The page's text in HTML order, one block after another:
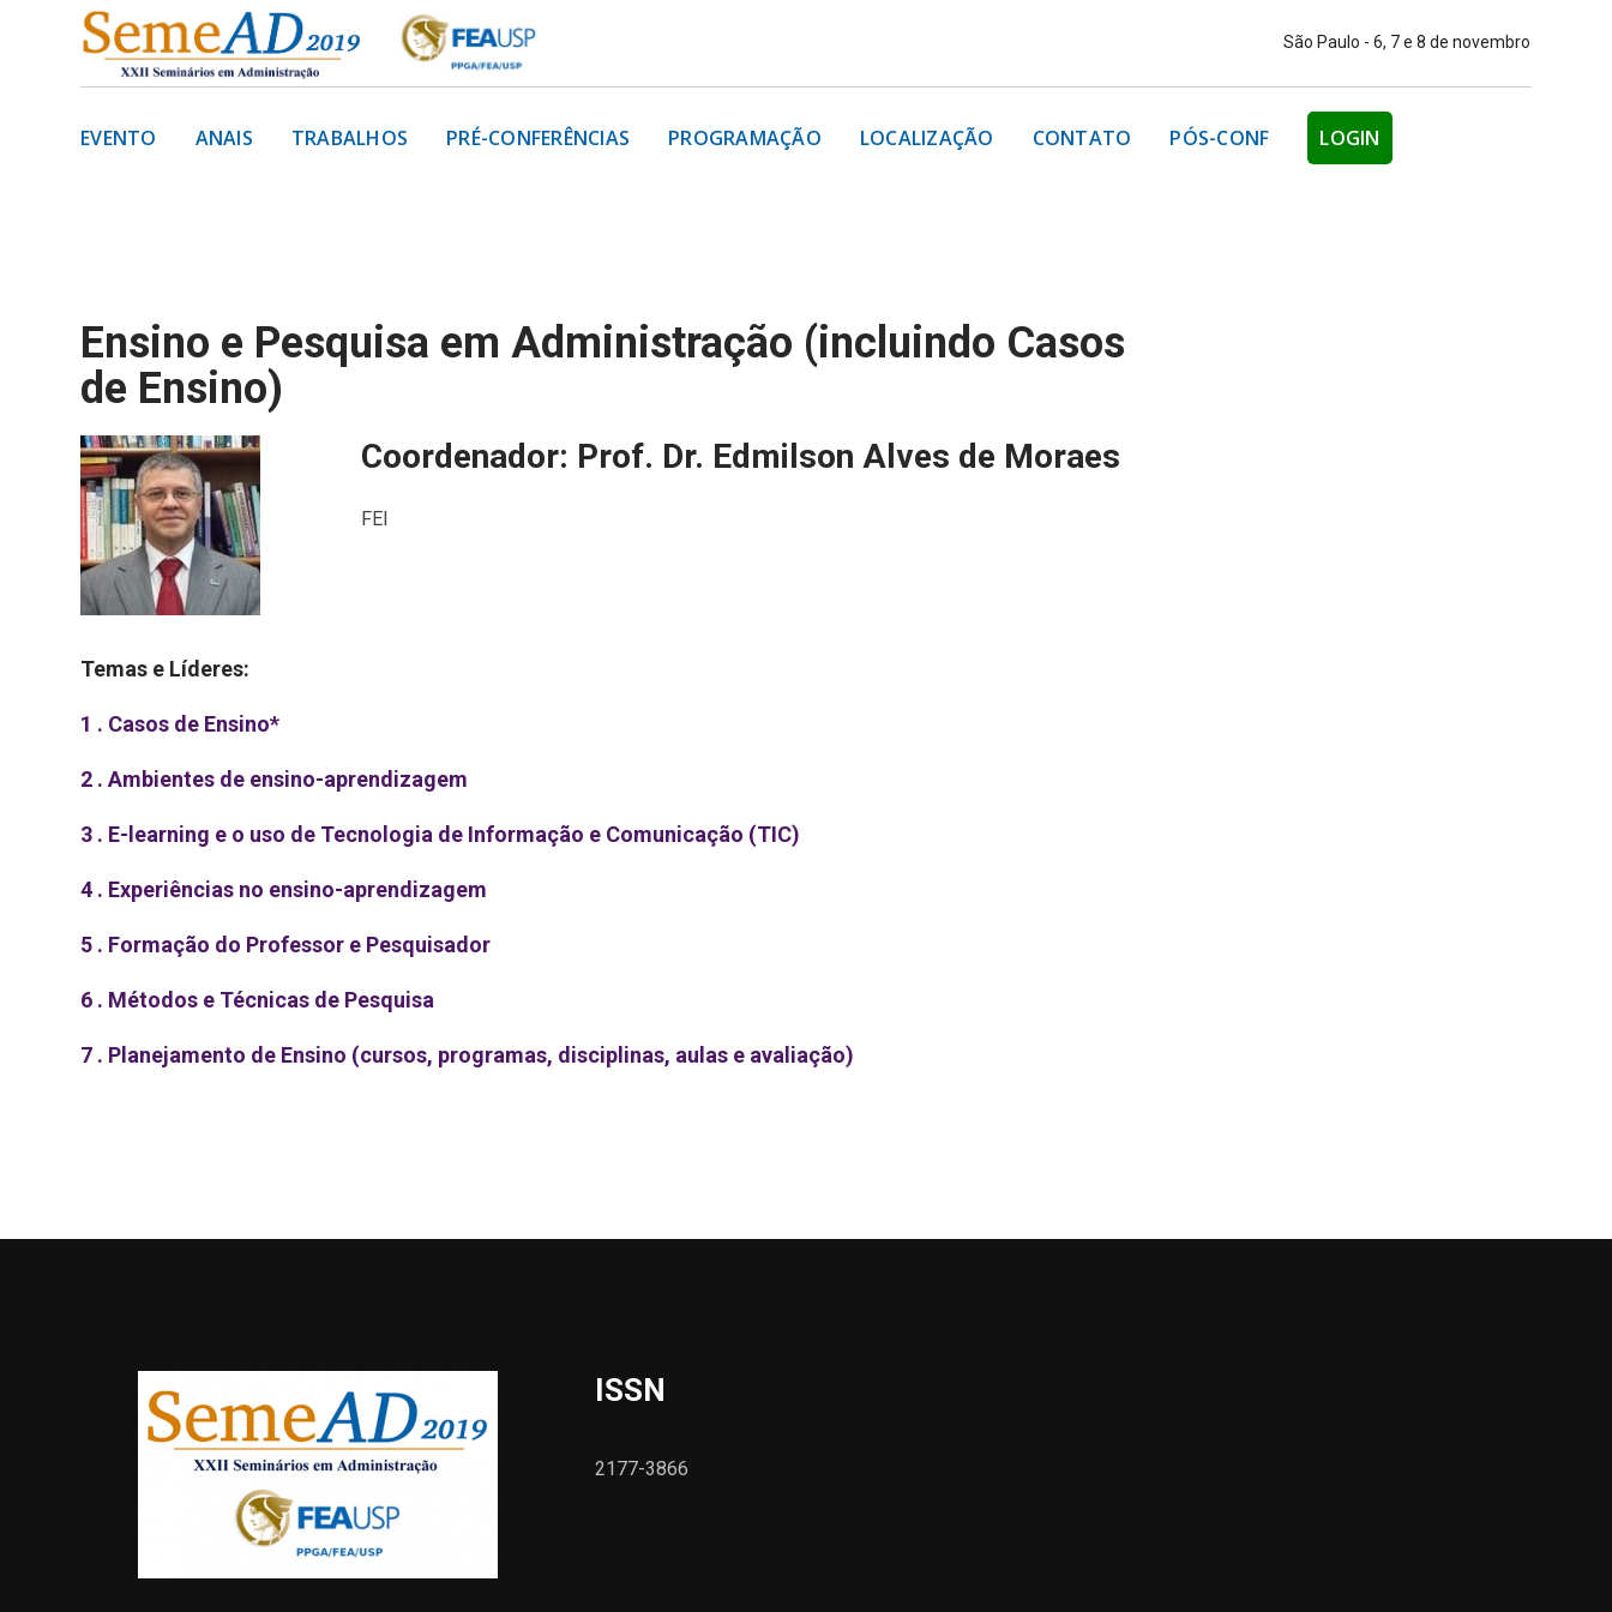
São Paulo - 6, 7 e 8 de novembro
EVENTO ANAIS TRABALHOS PRÉ-CONFERÊNCIAS PROGRAMAÇÃO LOCALIZAÇÃO CONTATO PÓS-CONF LOGIN
Ensino e Pesquisa em Administração (incluindo Casos
de Ensino)
Coordenador: Prof. Dr. Edmilson Alves de Moraes
FEI
Temas e Líderes:
1 . Casos de Ensino*
2 . Ambientes de ensino-aprendizagem
3 . E-learning e o uso de Tecnologia de Informação e Comunicação (TIC)
4 . Experiências no ensino-aprendizagem
5 . Formação do Professor e Pesquisador
6 . Métodos e Técnicas de Pesquisa
7 . Planejamento de Ensino (cursos, programas, disciplinas, aulas e avaliação)
ISSN
2177-3866